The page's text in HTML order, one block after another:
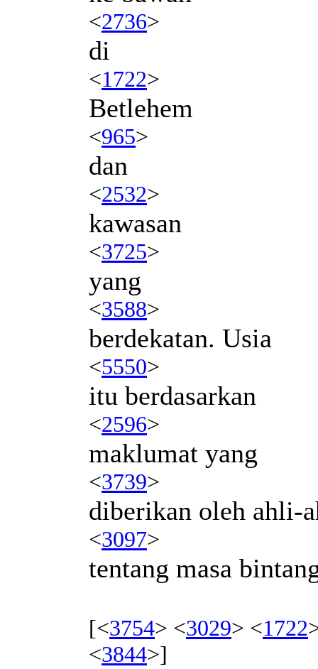
<2736>
di
<1722>
Betlehem
<965>
dan
<2532>
kawasan
<3725>
yang
<3588>
berdekatan. Usia
<5550>
itu berdasarkan
<2596>
maklumat yang
<3739>
diberikan oleh ahli-
<3097>
tentang masa
[<3754> <3029> <1722
<3844>]